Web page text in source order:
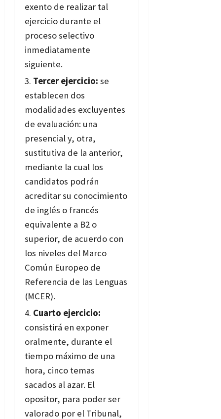
exento de realizar tal
ejercicio durante el
proceso selectivo
inmediatamente
siguiente.
Tercer ejercicio: se
establecen dos
modalidades excluyentes
de evaluación: una
presencial y, otra,
sustitutiva de la anterior,
mediante la cual los
candidatos podrán
acreditar su conocimiento
de inglés o francés
equivalente a B2 o
superior, de acuerdo con
los niveles del Marco
Común Europeo de
Referencia de las Lenguas
(MCER).
Cuarto ejercicio:
consistirá en exponer
oralmente, durante el
tiempo máximo de una
hora, cinco temas
sacados al azar. El
opositor, para poder ser
valorado por el Tribunal,